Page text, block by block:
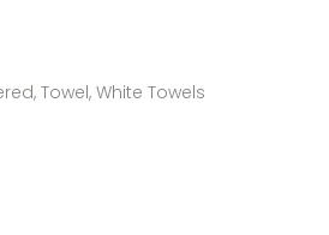
,Towel,White Towels